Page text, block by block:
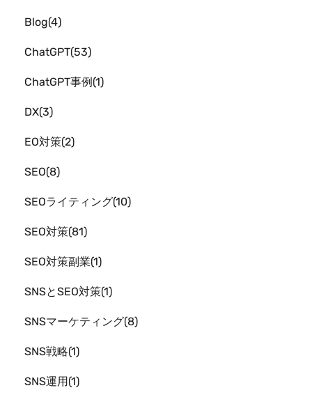
Blog 4
ChatGPT 53
ChatGPT事例 1
DX 3
EO対策 2
SEO 8
SEOライティング 10
SEO対策 81
SEO対策副業 1
SNSとSEO対策 1
SNSマーケティング 8
SNS戦略 1
SNS運用 1